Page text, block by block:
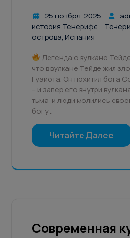
25 ноября, 2025
история Тенерифе
острова, Испания
Легенда о вулкане
что в вулкане Тейде жил
Гуайота. Он похитил бога
– и запер его внутри
тьма, и люди молились
богу…
Читайте Далее
Современная